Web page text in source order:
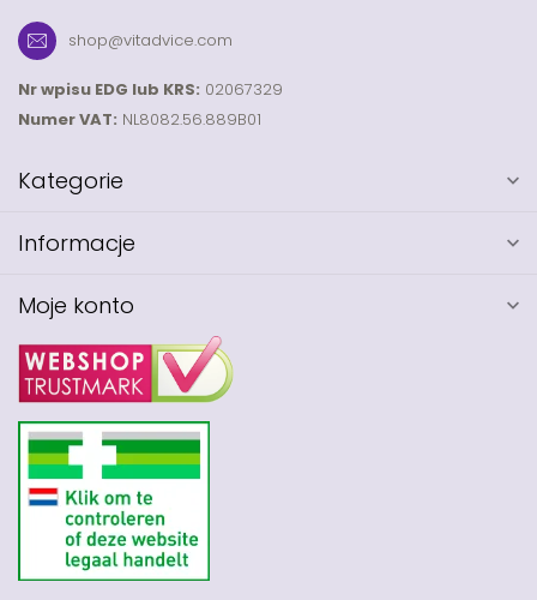
shop@vitadvice.com
Nr wpisu EDG lub KRS: 02067329
Numer VAT: NL8082.56.889B01
Kategorie
Informacje
Moje konto